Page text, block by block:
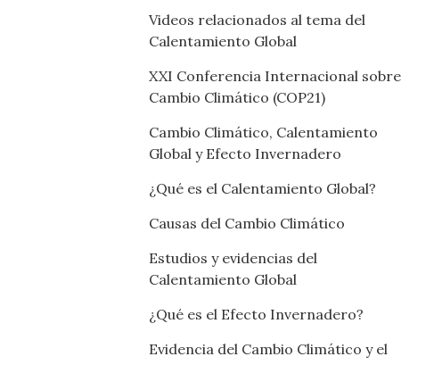
Videos relacionados al tema del
Calentamiento Global
XXI Conferencia Internacional sobre
Cambio Climático (COP21)
Cambio Climático, Calentamiento
Global y Efecto Invernadero
¿Qué es el Calentamiento Global?
Causas del Cambio Climático
Estudios y evidencias del
Calentamiento Global
¿Qué es el Efecto Invernadero?
Evidencia del Cambio Climático y el